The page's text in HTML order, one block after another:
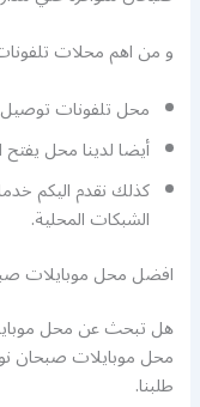
و من اهم محلات
محل تلفونات توصيل 24 ساعة و لكافة مناطق الكويت أو
أيضا لدينا محل
كذلك نقدم اليكم
الشبكات المحلية.
افضل محل موبايلات
هل تبحث عن محل
محل موبايلات صبحان
طلبنا.